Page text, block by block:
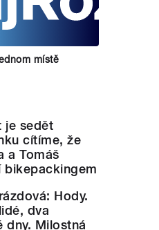
místě
je sedět
cítíme, že
a Tomáš
bikepackingem
Hody.
dva
dny. Milostná